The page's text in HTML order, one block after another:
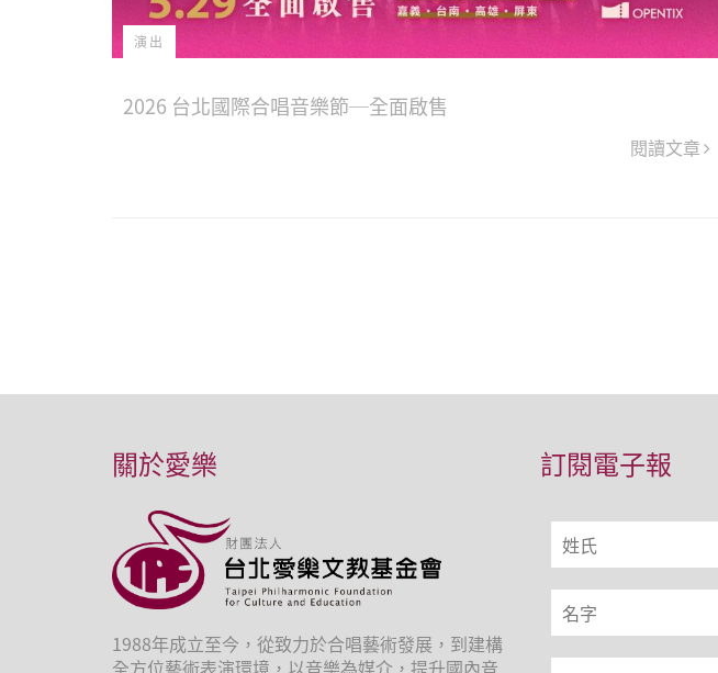
演出
2026 台北國際合唱音樂節─全面啟售
閱讀文章
關於愛樂
1988年成立至今，從致力於合唱藝術發展，到建構
全方位藝術表演環境，以音樂為媒介，提升國內音
訂閱電子報